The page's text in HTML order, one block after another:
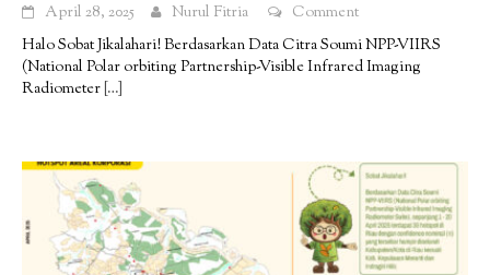
April 28, 2025 Nurul Fitria
Comment
Halo Sobat Jikalahari! Berdasarkan Data Citra Soumi NPP-VIIRS
(National Polar orbiting Partnership-Visible Infrared Imaging
Radiometer […]